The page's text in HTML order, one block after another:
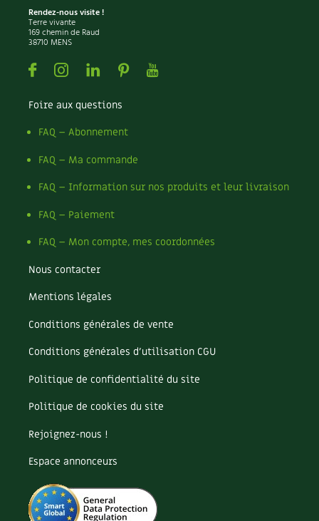
Rendez-nous visite !
Terre vivante
169 chemin de Raud
38710 MENS
FacebookInstagramLinkedin
PinterestYoutube
Foire aux questions
FAQ – Abonnement
FAQ – Ma commande
FAQ – Information sur nos produits et leur livraison
FAQ – Paiement
FAQ – Mon compte, mes coordonnées
Nous contacter
Mentions légales
Conditions générales de vente
Conditions générales d’utilisation CGU
Politique de confidentialité du site
Politique de cookies du site
Rejoignez-nous !
Espace annonceurs